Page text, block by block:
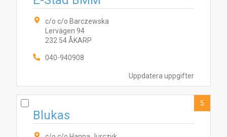
Uppdatera uppgifter
c/o c/o Barczewska
Lervägen 94
232 54 ÅKARP
040-940908
Blukas
5